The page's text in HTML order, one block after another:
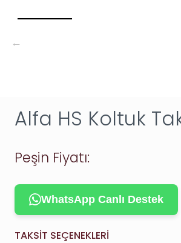
Alfa HS Koltuk
Peşin Fiyatı:
WhatsApp Canlı Destek
TAKSIT SEÇENEKLERI